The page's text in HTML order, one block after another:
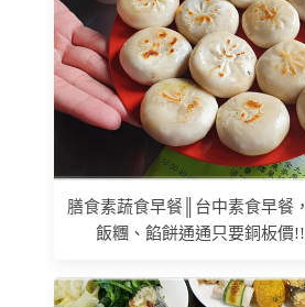
膳食素蔬食早餐║台中素食早餐
飯糰、餡餅通通只要銅板價